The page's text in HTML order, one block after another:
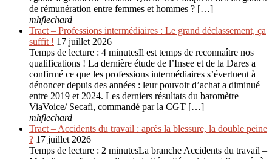
de rémunération entre femmes et hommes ? […]
mhflechard
Tract – Professions intermédiaires : Le grand déclassement, ça
suffit ! 17 juillet 2026
Temps de lecture : 4 minutesIl est temps de reconnaître nos
qualifications ! La dernière étude de l’Insee et de la Dares a
confirmé ce que les professions intermédiaires s’évertuent à
dénoncer depuis des années : leur pouvoir d’achat a diminué
entre 2019 et 2024. Les derniers résultats du baromètre
ViaVoice/ Secafi, commandé par la CGT […]
mhflechard
Tract – Accidents du travail : après la blessure, la double peine
? 17 juillet 2026
Temps de lecture : 2 minutesLa branche Accidents du travail –